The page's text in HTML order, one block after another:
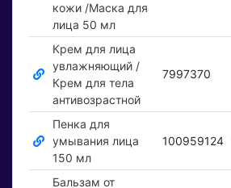
кожи /Маска для
лица 50 мл
Крем для лица
увлажняющий /
Крем для тела
антивозрастной
7997370
Пенка для
умывания лица
150 мл
100959124
Бальзам от